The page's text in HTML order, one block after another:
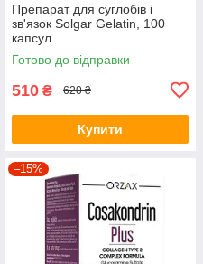
Препарат для суглобів і
зв'язок Solgar Gelatin, 100
капсул
Готово до відправки
510 ₴ 620 ₴
Купити
–15%